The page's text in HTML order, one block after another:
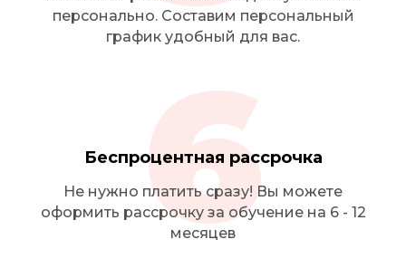
персонально. Составим персональный
график удобный для вас.
Беспроцентная рассрочка
Не нужно платить сразу! Вы можете
оформить рассрочку за обучение на 6 - 12
месяцев
6